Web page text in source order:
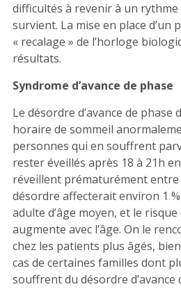
difficultés à revenir à un
survient. La mise en place d’un
« recalage » de l’horloge
résultats.
Syndrome d’avance de phase
Le désordre d’avance de phase
horaire de sommeil
personnes qui en souffrent
rester éveillés après 18 à 21h
réveillent prématurément entre
désordre affecterait environ 1
adulte d’âge moyen, et le
augmente avec l’âge. On le
chez les patients plus âgés,
cas de certaines familles dont
souffrent du désordre d’avance